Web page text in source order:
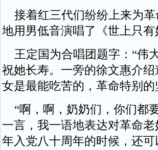
接着红三代们纷纷上来为革
地用男低音演唱了《世上只有
王定国为合唱团题字：“伟
祝她长寿。一旁的徐文惠介
女是最能吃苦的，革命特别的
“啊，啊，奶奶们，你们都
一言，我一语地表达对革命
年入党八十周年的时候，还